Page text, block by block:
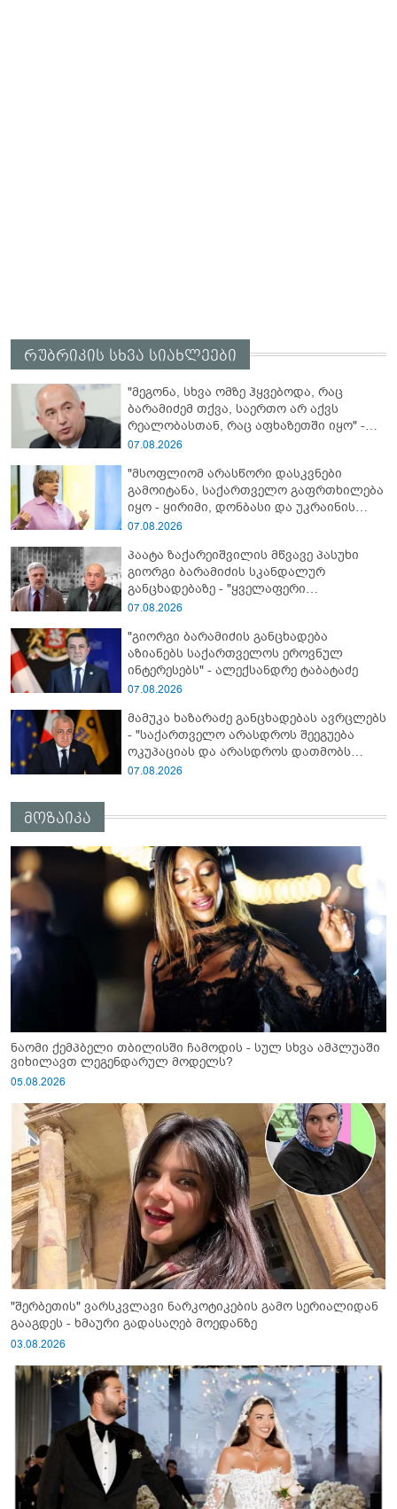
რუბრიკის სხვა სიახლეები
"მეგონა, სხვა ომზე ჰყვებოდა, რაც
ბარამიძემ თქვა, საერთო არ აქვს
რეალობასთან, რაც აფხაზეთში იყო" -
პაატა ზაქარეიშვილის შეფასება
07.08.2026
"მსოფლიომ არასწორი დასკვნები
გამოიტანა, საქართველო გაფრთხილება
იყო - ყირიმი, დონბასი და უკრაინის
წინააღმდეგ სრულმასშტაბიანი ომი
მოყვა" - რასა იუკნევიჩიენე
07.08.2026
პაატა ზაქარეიშვილის მწვავე პასუხი
გიორგი ბარამიძის სკანდალურ
განცხადებაზე - "ყველაფერი
დეტალურად ვიცი... კამანში მოკლული
ბარამიძე კი ტყუის"
07.08.2026
"გიორგი ბარამიძის განცხადება
აზიანებს საქართველოს ეროვნულ
ინტერესებს" - ალექსანდრე ტაბატაძე
07.08.2026
მამუკა ხაზარაძე განცხადებას ავრცლებს
- "საქართველო არასდროს შეეგუება
ოკუპაციას და არასდროს დათმობს
თავისუფლებას!"
07.08.2026
მოზაიკა
ნაომი ქემპბელი თბილისში ჩამოდის - სულ სხვა ამპლუაში
ვიხილავთ ლეგენდარულ მოდელს?
05.08.2026
"შერბეთის" ვარსკვლავი ნარკოტიკების გამო სერიალიდან
გააგდეს - ხმაური გადასაღებ მოედანზე
03.08.2026